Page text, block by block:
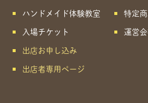
ハンドメイド体験教室
入場チケット
出店お申し込み
出店者専用ページ
特定
運営